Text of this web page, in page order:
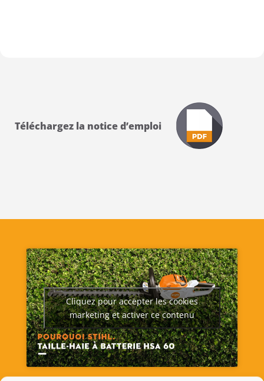
Téléchargez la notice d’emploi
Cliquez pour accepter les cookies
marketing et activer ce contenu